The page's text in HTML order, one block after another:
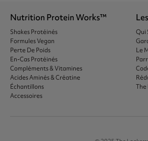
Nutrition Protein Works™
Shakes Protéinés
Formules Vegan
Perte De Poids
En-Cas Protéinés
Compléments & Vitamines
Acides Aminés & Créatine
Échantillons
Accessoires
Qui
Le
The